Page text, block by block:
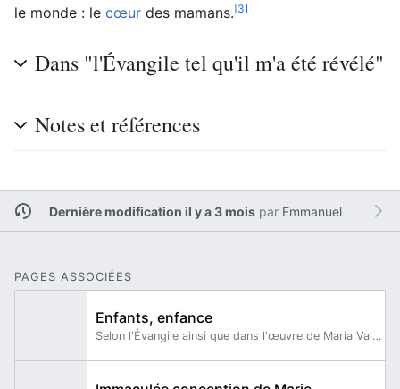
le monde : le cœur des mamans.[3]
Dans "l'Évangile tel qu'il m'a été révélé"
Notes et références
Dernière modification il y a 3 moispar Emmanuel
PAGES ASSOCIÉES
Enfants, enfance
Selon l'Évangile ainsi que dans l'œuvre de Maria Valtorta, il faut "redevenir comme les petits enfants" afin d'entrer le Royaume de Dieu.